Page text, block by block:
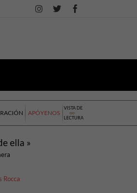
APÓYENOS
VISTA DE
LECTURA
ella »
Rocca